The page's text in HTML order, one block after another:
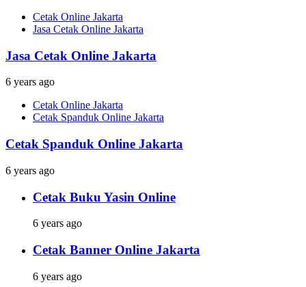
Cetak Online Jakarta
Jasa Cetak Online Jakarta
Jasa Cetak Online Jakarta
6 years ago
Cetak Online Jakarta
Cetak Spanduk Online Jakarta
Cetak Spanduk Online Jakarta
6 years ago
Cetak Buku Yasin Online
6 years ago
Cetak Banner Online Jakarta
6 years ago